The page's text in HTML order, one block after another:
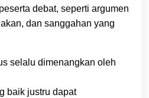
debat, seperti argumen
dan sanggahan yang
selalu dimenangkan oleh
baik justru dapat